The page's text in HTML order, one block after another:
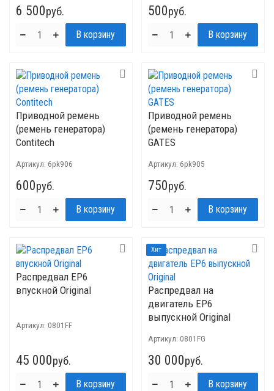
6 500руб. 500руб.
Приводной ремень
(ремень генератора)
Contitech
Артикул: 6pk906
600руб.
Приводной ремень
(ремень генератора)
GATES
Артикул: 6pk905
750руб.
Распредвал EP6
впускной Original
Артикул: 0801FF
45 000руб.
Хит
Распредвал на
двигатель EP6
выпускной Original
Артикул: 0801FG
30 000руб.